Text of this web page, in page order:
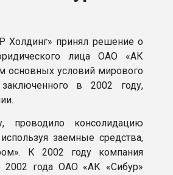
Холдинг» принял решение о
лица ОАО «АК
основных условий мирового
в 2002 году,
консолидацию
заемные средства,
К 2002 году компания
2002 года ОАО «АК «Сибур»